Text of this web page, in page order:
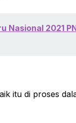
Nasional 2021
itu di proses